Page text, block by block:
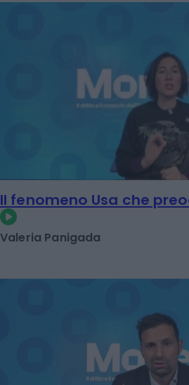
Il fenomeno Usa che
Valeria Panigada